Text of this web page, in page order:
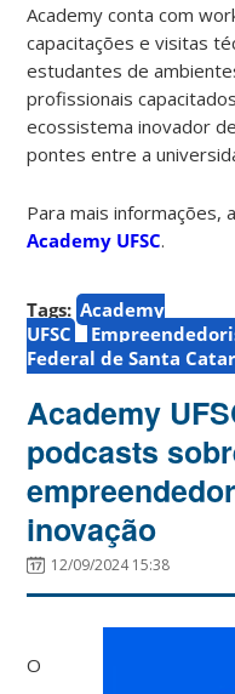
Academy conta com
capacitações e visitas
estudantes de
profissionais
ecossistema inovador
pontes entre a
Para mais informações,
Academy UFSC.
Tags: Academy
UFSC
Federal de Santa
Academy
podcasts
inovação
12/09/2024 15:38
O